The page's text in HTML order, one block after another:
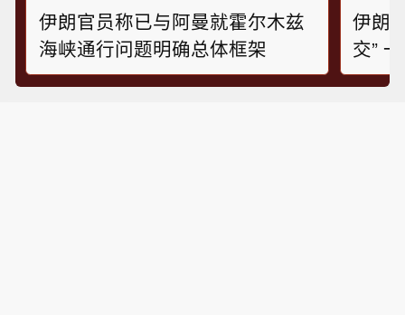
伊朗官员称已与阿曼就霍尔木兹
海峡通行问题明确总体框架
伊朗
交”